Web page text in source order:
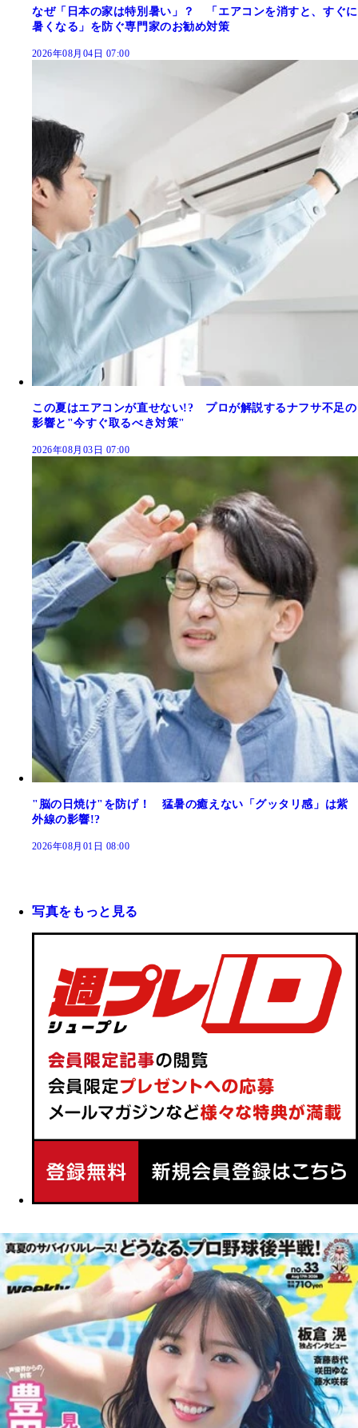
なぜ「日本の家は特別暑い」？ 「エアコンを消すと、すぐに
暑くなる」を防ぐ専門家のお勧め対策
2026年08月04日 07:00
この夏はエアコンが直せない!? プロが解説するナフサ不足の
影響と"今すぐ取るべき対策"
2026年08月03日 07:00
"脳の日焼け"を防げ！ 猛暑の癒えない「グッタリ感」は紫
外線の影響!?
2026年08月01日 08:00
写真をもっと見る